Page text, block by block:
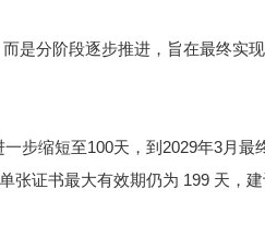
是分阶段逐步推进，旨在最终实
步缩短至100天，到2029年3月最
张证书最大有效期仍为 199 天，